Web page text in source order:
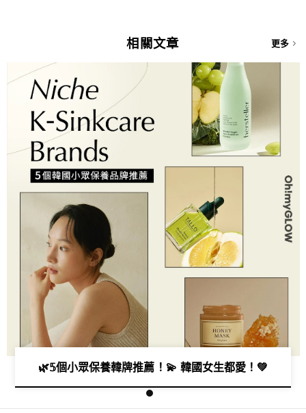
相關文章 更多
🌿𝟝個小眾保養韓牌推薦 ！💫 韓國女生都愛！💚